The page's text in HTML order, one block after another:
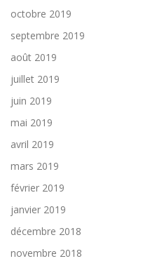
octobre 2019
septembre 2019
août 2019
juillet 2019
juin 2019
mai 2019
avril 2019
mars 2019
février 2019
janvier 2019
décembre 2018
novembre 2018